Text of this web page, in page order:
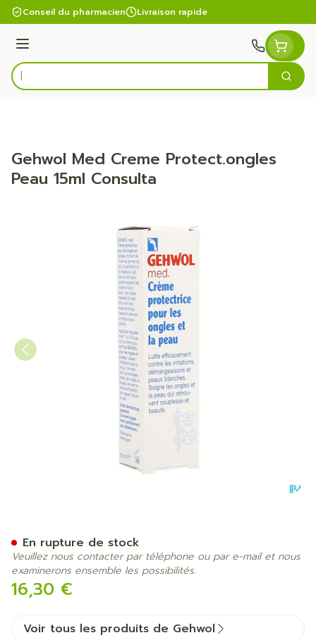
Aller au contenu
Conseil du pharmacien Livraison rapide
Menu
Rechercher
Gehwol Med Creme Protect.ongles
Peau 15ml Consulta
16,30 €
En rupture de stock
Veuillez nous contacter par téléphone ou par e-mail et nous
examinerons ensemble les possibilités.
Voir tous les produits de Gehwol